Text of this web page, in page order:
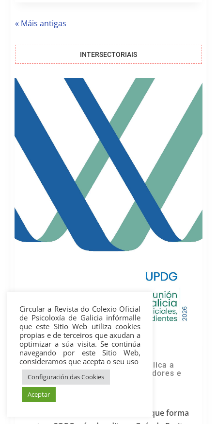
« Máis antigas
INTERSECTORIAIS
Unión Profesional de Galicia publica a
Guía de Peritos Xudiciais, Mediadores e
Expertos Independentes 2026
Mar 25, 2026
A Unión Profesional de Galicia, da que forma
Circular a Revista do Colexio Oficial
de Psicoloxía de Galicia infórmalle
que este Sitio Web utiliza cookies
propias e de terceiros que axudan a
optimizar a súa visita. Se continúa
navegando por este Sitio Web,
consideramos que acepta o seu uso
Configuración das Cookies
Aceptar